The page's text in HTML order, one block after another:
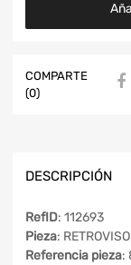
COMPARTE
(0)
DESCRIPCIÓN
RefID: 112693
Pieza:
Referencia pieza: